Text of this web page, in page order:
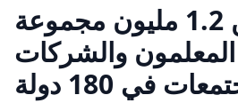
أكثر من 1.2 مليون مجموعة
المعلمون والشركات